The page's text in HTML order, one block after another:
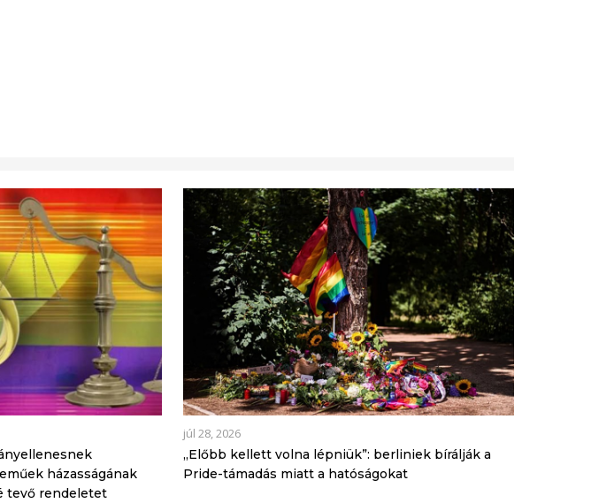
házasságának
tevő rendeletet
júl 28, 2026
„Előbb kellett volna lépniük”: berliniek bírálják a
Pride-támadás miatt a hatóságokat